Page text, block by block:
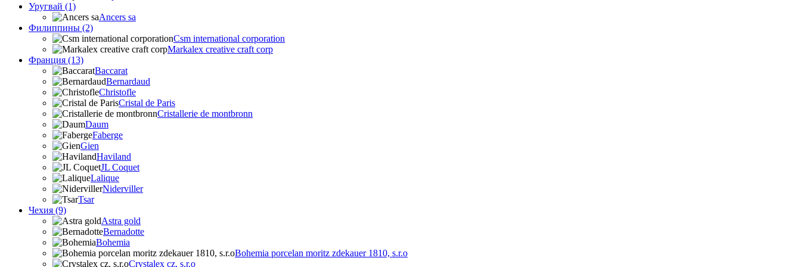
Уругвай (1)
Ancers sa
Филиппины (2)
Csm international corporation
Markalex creative craft corp
Франция (13)
Baccarat
Bernardaud
Christofle
Cristal de Paris
Cristallerie de montbronn
Daum
Faberge
Gien
Haviland
JL Coquet
Lalique
Niderviller
Tsar
Чехия (9)
Astra gold
Bernadotte
Bohemia
Bohemia porcelan moritz zdekauer 1810, s.r.o
Crystalex cz, s.r.o